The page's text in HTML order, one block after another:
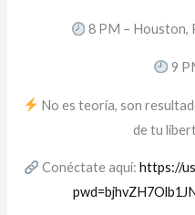
8 PM – Houston,
9
No es teoría, son
de tu
Conéctate aquí: https://